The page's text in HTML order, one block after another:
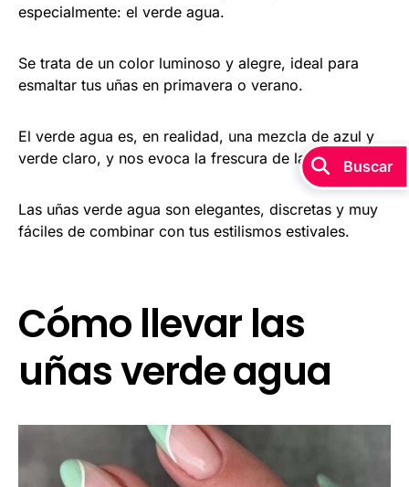
especialmente: el verde agua.
Se trata de un color luminoso y alegre, ideal para
esmaltar tus uñas en primavera o verano.
El verde agua es, en realidad, una mezcla de azul y
verde claro, y nos evoca la frescura de la naturaleza.
Las uñas verde agua son elegantes, discretas y muy
fáciles de combinar con tus estilismos estivales.
Cómo llevar las
uñas verde agua
Buscar